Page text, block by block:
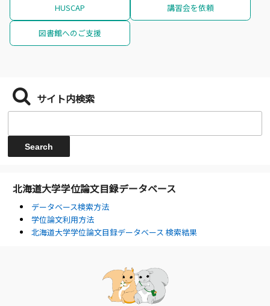
HUSCAP 講習会を依頼
図書館へのご支援
サイト内検索
北海道大学学位論文目録データベース
データベース検索方法
学位論文利用方法
北海道大学学位論文目録データベース 検索結果